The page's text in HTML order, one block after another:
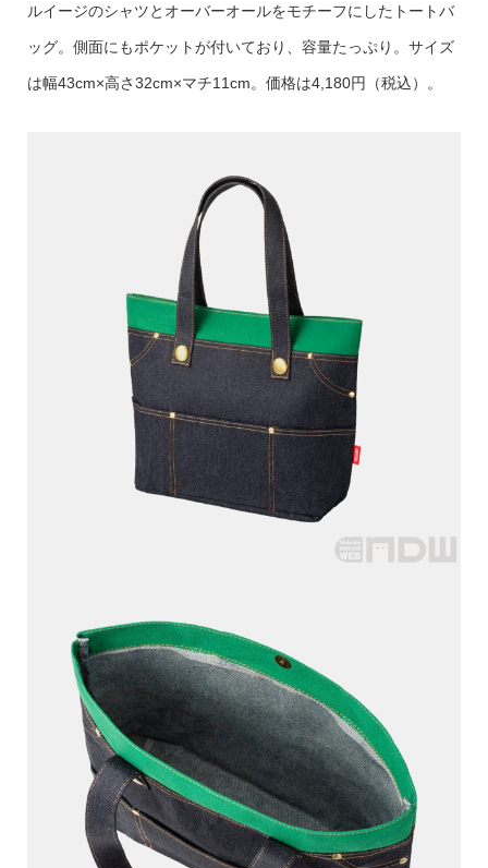
ルイージのシャツとオーバーオールをモチーフにしたトートバ
ッグ。側面にもポケットが付いており、容量たっぷり。サイズ
は幅43cm×高さ32cm×マチ11cm。価格は4,180円（税込）。